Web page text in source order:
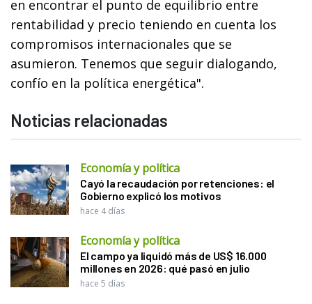
en encontrar el punto de equilibrio entre
rentabilidad y precio teniendo en cuenta los
compromisos internacionales que se
asumieron. Tenemos que seguir dialogando,
confío en la política energética".
Noticias relacionadas
Economía y política
Cayó la recaudación por retenciones: el
Gobierno explicó los motivos
hace 4 días
Economía y política
El campo ya liquidó más de US$ 16.000
millones en 2026: qué pasó en julio
hace 5 días